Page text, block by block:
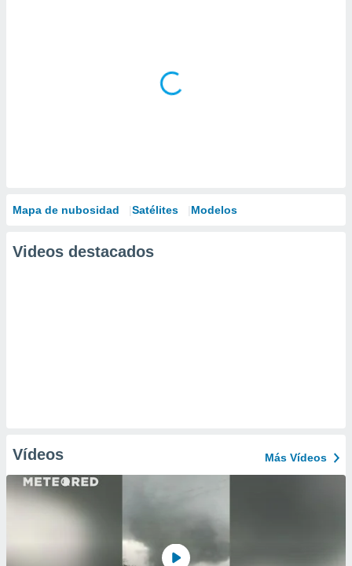
Mapa de nubosidad Satélites Modelos
Videos destacados
Vídeos Más Vídeos